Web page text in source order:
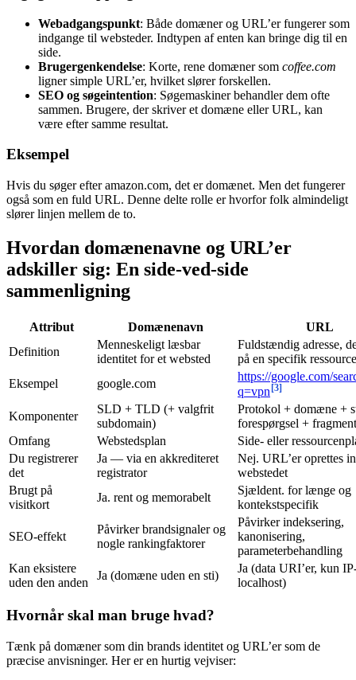
Webadgangspunkt: Både domæner og URL’er fungerer som
indgange til websteder. Indtypen af enten kan bringe dig til en
side.
Brugergenkendelse: Korte, rene domæner som coffee.com
ligner simple URL’er, hvilket slører forskellen.
SEO og søgeintention: Søgemaskiner behandler dem ofte
sammen. Brugere, der skriver et domæne eller URL, kan
være efter samme resultat.
Eksempel
Hvis du søger efter amazon.com, det er domænet. Men det fungerer
også som en fuld URL. Denne delte rolle er hvorfor folk almindeligt
slører linjen mellem de to.
Hvordan domænenavne og URL’er
adskiller sig: En side-ved-side
sammenligning
Attribut Domænenavn
URL
Definition
Menneskeligt læsbar
identitet for et websted
Fuldstændig adresse,
på en specifik ressource
Eksempel
google.com
https://google.com/
q=vpn [3]
Komponenter
SLD + TLD (+ valgfrit
subdomain)
Protokol + domæne +
forespørgsel + fragment
Omfang
Webstedsplan
Side- eller
Du registrerer
det
Ja — via en akkrediteret
registrator
Nej. URL’er oprettes
webstedet
Brugt på
visitkort
Ja. rent og memorabelt
Sjældent. for længe og
kontekstspecifik
SEO-effekt
Påvirker brandsignaler og
nogle rankingfaktorer
Påvirker indeksering,
kanonisering,
parameterbehandling
Kan eksistere
uden den anden
Ja (domæne uden en sti)
Ja (data URI’er, kun
localhost)
Hvornår skal man bruge hvad?
Tænk på domæner som din brands identitet og URL’er som de
præcise anvisninger. Her er en hurtig vejviser: